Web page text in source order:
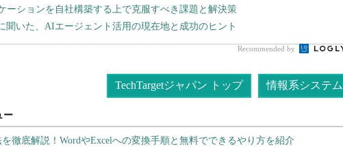
ーションを自社構築する上で克服すべき課題と解決策
聞いた、AIエージェント活用の現在地と成功のヒント
Recommended by
TechTargetジャパン トップ 情報系システム
徹底解説！WordやExcelへの変換手順と無料でできるやり方を紹介